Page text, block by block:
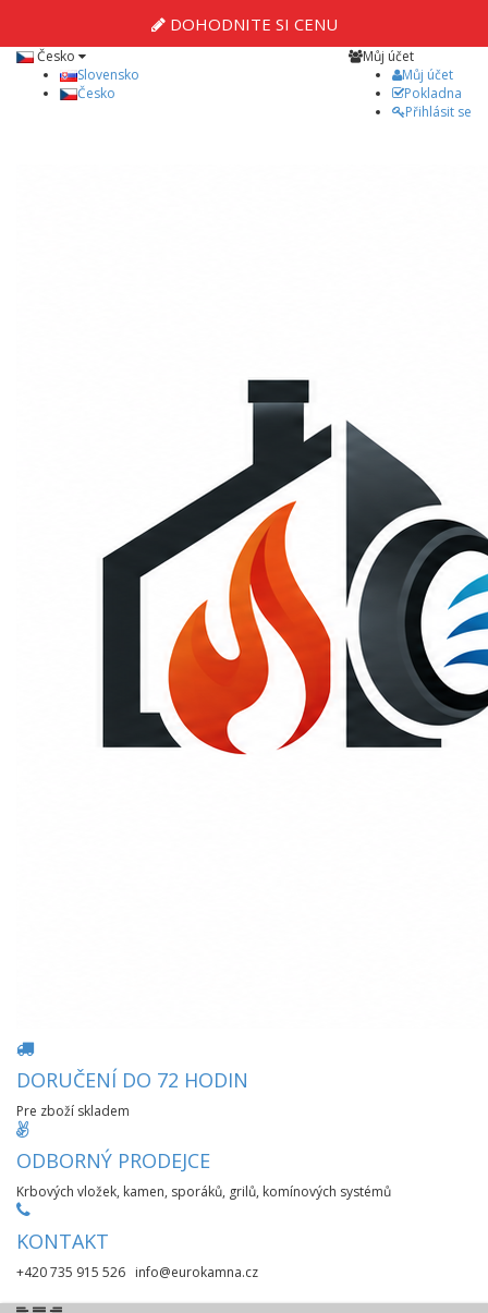
DOHODNITE SI CENU
Můj účet
Můj účet
Pokladna
Přihlásit se
Česko
Slovensko
Česko
DORUČENÍ DO 72 HODIN
Pre zboží skladem
ODBORNÝ PRODEJCE
Krbových vložek, kamen, sporáků, grilů, komínových systémů
KONTAKT
+420 735 915 526 info@eurokamna.cz